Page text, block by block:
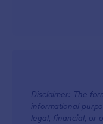
Disclaimer: The
informational
legal, financial, or